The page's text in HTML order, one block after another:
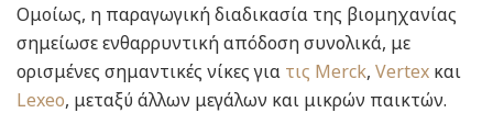
Ομοίως, η παραγωγική διαδικασία της βιομηχανίας
σημείωσε ενθαρρυντική απόδοση συνολικά, με
ορισμένες σημαντικές νίκες για τις Merck, Vertex και
Lexeo, μεταξύ άλλων μεγάλων και μικρών παικτών.